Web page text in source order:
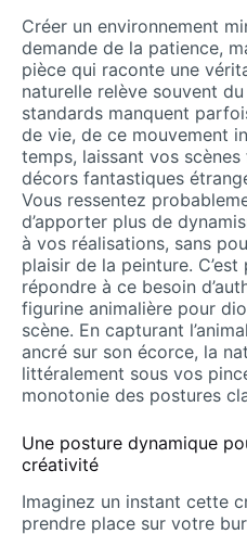
Créer un environnement
demande de la patience,
pièce qui raconte une
naturelle relève souvent
standards manquent
de vie, de ce mouvement
temps, laissant vos
décors fantastiques
Vous ressentez
d’apporter plus de
à vos réalisations, sans
plaisir de la peinture.
répondre à ce besoin
figurine animalière pour
scène. En capturant
ancré sur son écorce, la
littéralement sous vos
monotonie des postures
Une posture dynamique
créativité
Imaginez un instant cette
prendre place sur votre